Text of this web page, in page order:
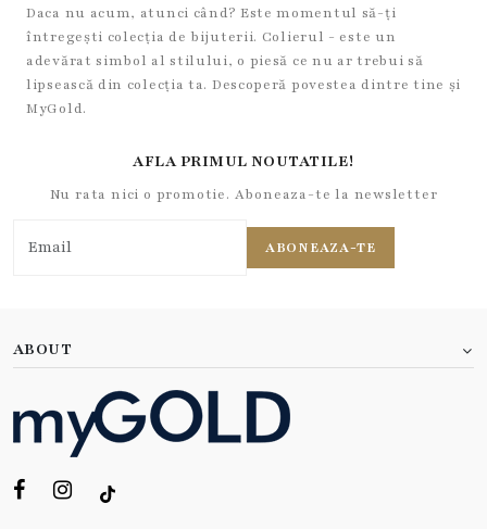
Daca nu acum, atunci când? Este momentul să-ți
întregești colecția de bijuterii. Colierul - este un
adevărat simbol al stilului, o piesă ce nu ar trebui să
lipsească din colecția ta. Descoperă povestea dintre tine și
MyGold.
AFLA PRIMUL NOUTATILE!
Nu rata nici o promotie. Aboneaza-te la newsletter
ABONEAZA-TE
ABOUT